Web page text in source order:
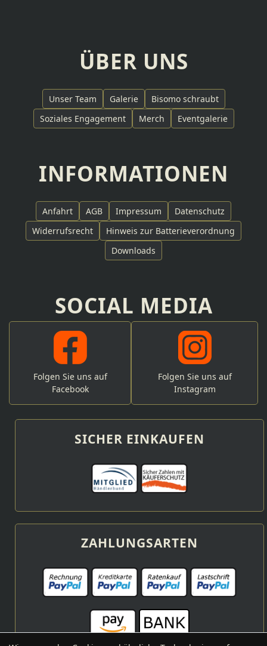
ÜBER UNS
Unser Team Galerie
Bisomo schraubt
Soziales Engagement
Merch Eventgalerie
INFORMATIONEN
Anfahrt AGB Impressum
Datenschutz
Widerrufsrecht
Hinweis zur Batterieverordnung
Downloads
SOCIAL MEDIA
Folgen Sie uns auf
Facebook
Folgen Sie uns auf
Instagram
SICHER EINKAUFEN
ZAHLUNGSARTEN